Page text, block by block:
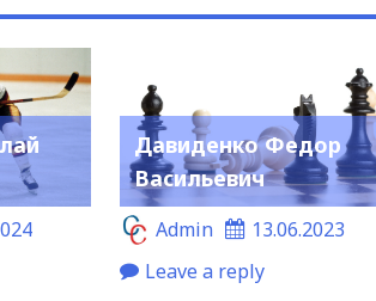
Давиденко Федор
Васильевич
Admin
13.06.2023
Leave a reply